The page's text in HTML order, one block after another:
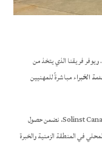
ويوفر فريقنا الذي يتخذ من
الخبراءمباشرةً للمهنيين
من خلال العمل بتنسيق وثيق وسلس مع المقر الرئيسي لشركة Solinst Canada، نضمن حصول
في المنطقة الزمنية والخبرة